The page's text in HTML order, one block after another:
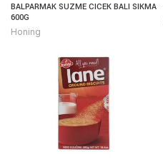
BALPARMAK SUZME CICEK BALI SIKMA
600G
Honing